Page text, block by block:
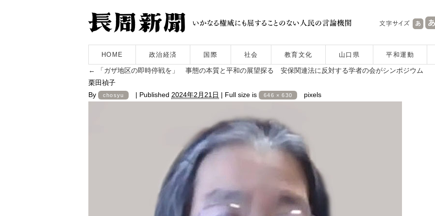
HOME 政治経済 国際 社会 教育文化 山口県 平和運動
←
「ガザ地区の即時停戦を」 事態の本質と平和の展望探る 安保関連法に反対する学者の会がシンポジウム
栗田禎子
By
chosyu | Published 2024年2月21日 | Full size is 646 × 630 pixels